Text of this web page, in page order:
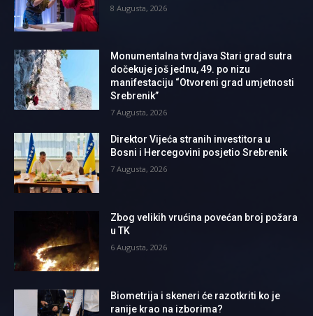
8 Augusta, 2026
Monumentalna tvrdjava Stari grad sutra
dočekuje još jednu, 49. po nizu
manifestaciju “Otvoreni grad umjetnosti
Srebrenik”
7 Augusta, 2026
Direktor Vijeća stranih investitora u
Bosni i Hercegovini posjetio Srebrenik
7 Augusta, 2026
Zbog velikih vrućina povećan broj požara
u TK
6 Augusta, 2026
Biometrija i skeneri će razotkriti ko je
ranije krao na izborima?